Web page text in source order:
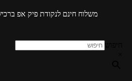
משלוח חינם לנקודת פיק אפ ברכישה